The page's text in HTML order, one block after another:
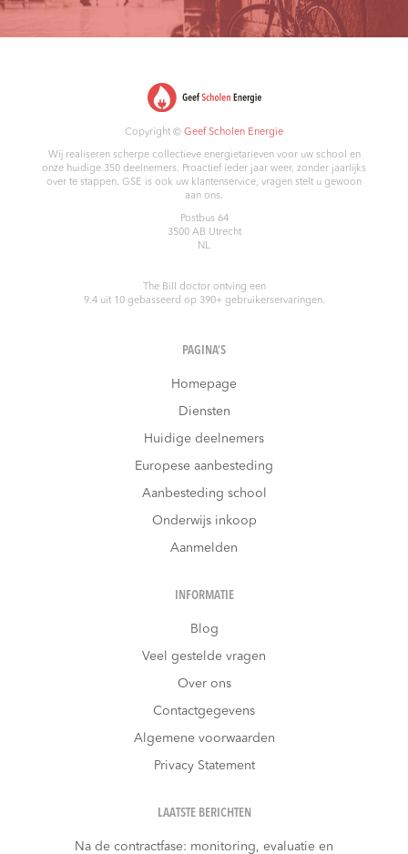
Copyright © Geef Scholen Energie
Wij realiseren scherpe collectieve energietarieven voor uw school en
onze huidige 350 deelnemers. Proactief ieder jaar weer, zonder jaarlijks
over te stappen. GSE is ook uw klantenservice, vragen stelt u gewoon
aan ons.
Postbus 64
3500 AB Utrecht
NL
The Bill doctorontving een
9.4uit 10gebasseerd op 390+ gebruikerservaringen.
PAGINA’S
Homepage
Diensten
Huidige deelnemers
Europese aanbesteding
Aanbesteding school
Onderwijs inkoop
Aanmelden
INFORMATIE
Blog
Veel gestelde vragen
Over ons
Contactgegevens
Algemene voorwaarden
Privacy Statement
LAATSTE BERICHTEN
Na de contractfase: monitoring, evaluatie en